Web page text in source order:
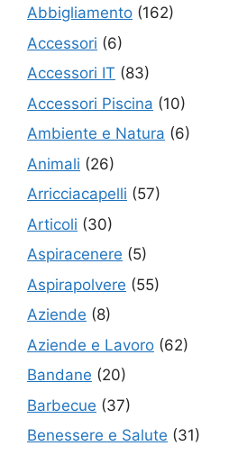
Abbigliamento (162)
Accessori (6)
Accessori IT (83)
Accessori Piscina (10)
Ambiente e Natura (6)
Animali (26)
Arricciacapelli (57)
Articoli (30)
Aspiracenere (5)
Aspirapolvere (55)
Aziende (8)
Aziende e Lavoro (62)
Bandane (20)
Barbecue (37)
Benessere e Salute (31)